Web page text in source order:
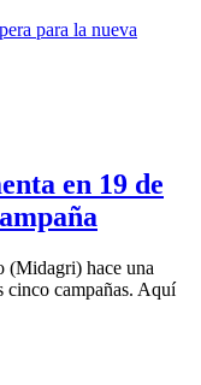
en 19 de
(Midagri) hace una
cinco campañas. Aquí